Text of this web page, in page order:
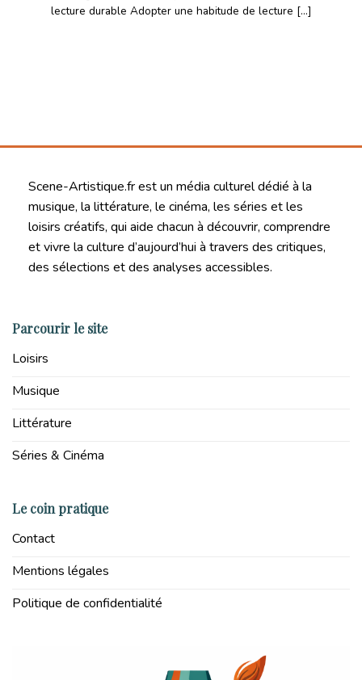
lecture durable Adopter une habitude de lecture [...]
Scene-Artistique.fr est un média culturel dédié à la
musique, la littérature, le cinéma, les séries et les
loisirs créatifs, qui aide chacun à découvrir, comprendre
et vivre la culture d’aujourd’hui à travers des critiques,
des sélections et des analyses accessibles.
Parcourir le site
Loisirs
Musique
Littérature
Séries & Cinéma
Le coin pratique
Contact
Mentions légales
Politique de confidentialité